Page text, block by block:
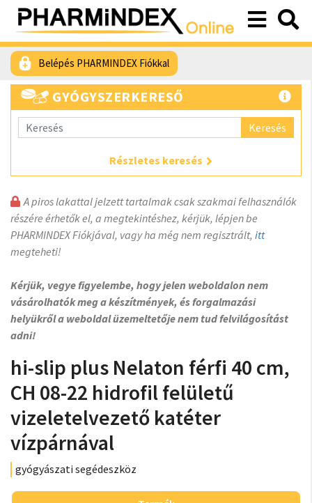
Belépés PHARMINDEX Fiókkal
GYÓGYSZERKERESŐ
Keresés
Részletes keresés
A piros lakattal jelzett tartalmak csak szakmai felhasználók
részére érhetők el, a megtekintéshez, kérjük, lépjen be
PHARMINDEX Fiókjával, vagy ha még nem regisztrált, itt
megteheti!
Kérjük, vegye figyelembe, hogy jelen weboldalon nem
vásárolhatók meg a készítmények, és forgalmazási
helyükről a weboldal üzemeltetője nem tud felvilágosítást
adni!
hi-slip plus Nelaton férfi 40 cm,
CH 08-22 hidrofil felületű
vizeletelvezető katéter
vízpárnával
gyógyászati segédeszköz